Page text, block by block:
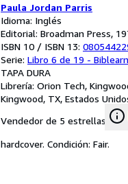
Paula Jordan Parris
Idioma: Inglés
Editorial: Broadman Press,
ISBN 10 / ISBN 13:
Serie: Libro 6 de 19 - Biblearn
TAPA DURA
Librería: Orion Tech,
Kingwood, TX, Estados
Vendedor de 5 estrellas
hardcover. Condición: Fair.